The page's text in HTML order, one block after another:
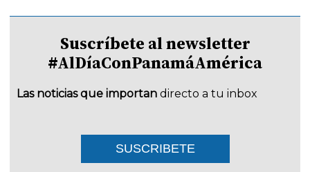
Suscríbete al newsletter
#AlDíaConPanamáAmérica
Las noticias que importan directo a tu inbox
SUSCRIBETE